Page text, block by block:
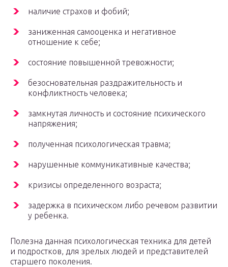
наличие страхов и фобий;
заниженная самооценка и негативное
отношение к себе;
состояние повышенной тревожности;
безосновательная раздражительность и
конфликтность человека;
замкнутая личность и состояние психического
напряжения;
полученная психологическая травма;
нарушенные коммуникативные качества;
кризисы определенного возраста;
задержка в психическом либо речевом развитии
у ребенка.
Полезна данная психологическая техника для детей
и подростков, для зрелых людей и представителей
старшего поколения.